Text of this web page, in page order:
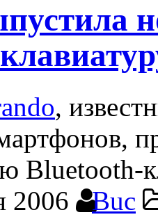
,
Bluetooth-
2006
Buc